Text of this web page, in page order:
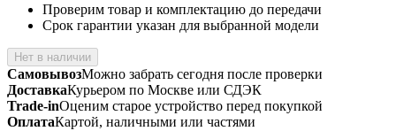
Проверим товар и комплектацию до передачи
Срок гарантии указан для выбранной модели
Нет в наличии
СамовывозМожно забрать сегодня после проверки
ДоставкаКурьером по Москве или СДЭК
Trade-inОценим старое устройство перед покупкой
ОплатаКартой, наличными или частями